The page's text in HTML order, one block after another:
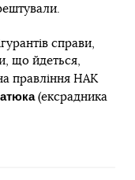
справи,
що йдеться,
правління НАК
(ексрадника